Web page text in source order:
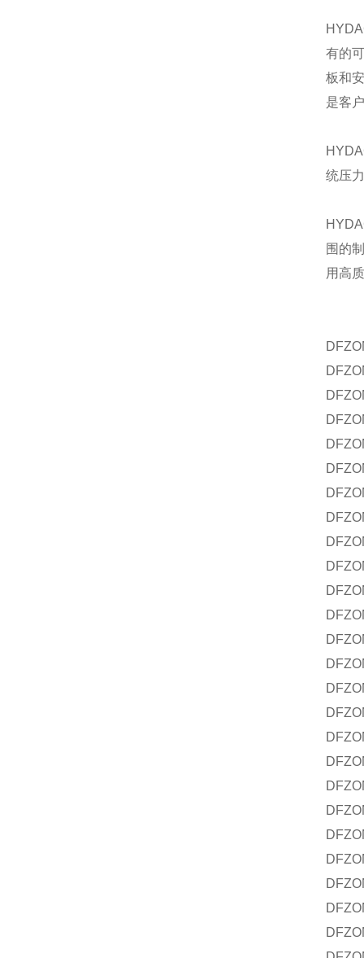
有的
板和
是客
统压
围的
用高